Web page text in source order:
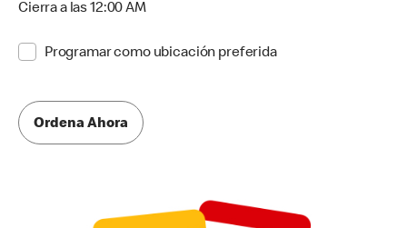
Cierra a las 12:00 AM
Programar como ubicación preferida
Ordena Ahora